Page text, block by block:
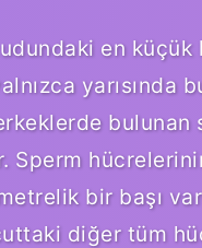
en küçük
yarısında
bulunan
Sperm
bir başı
diğer tüm